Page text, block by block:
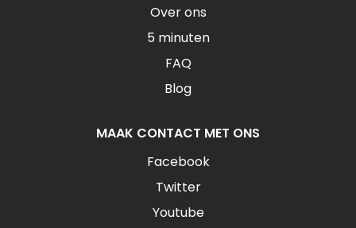
Over ons
5 minuten
FAQ
Blog
MAAK CONTACT MET ONS
Facebook
Twitter
Youtube